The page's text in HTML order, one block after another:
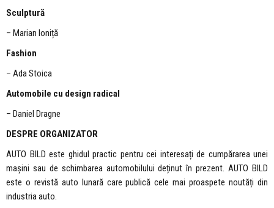
Sculptură
– Marian Ioniță
Fashion
– Ada Stoica
Automobile cu design radical
– Daniel Dragne
DESPRE ORGANIZATOR
AUTO BILD este ghidul practic pentru cei interesați de cumpărarea unei
mașini sau de schimbarea automobilului deținut în prezent. AUTO BILD
este o revistă auto lunară care publică cele mai proaspete noutăți din
industria auto.